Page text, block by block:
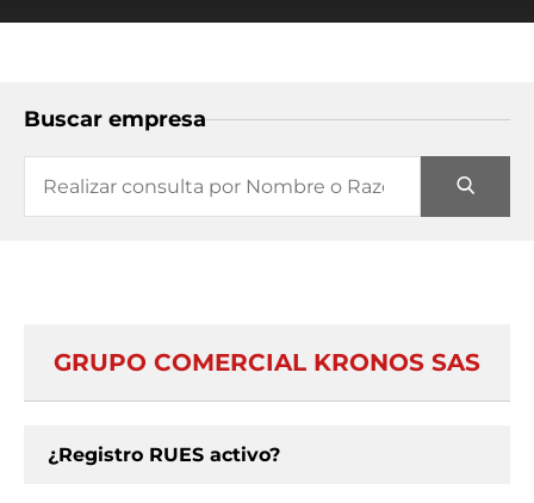
Buscar empresa
GRUPO COMERCIAL KRONOS SAS
¿Registro RUES activo?